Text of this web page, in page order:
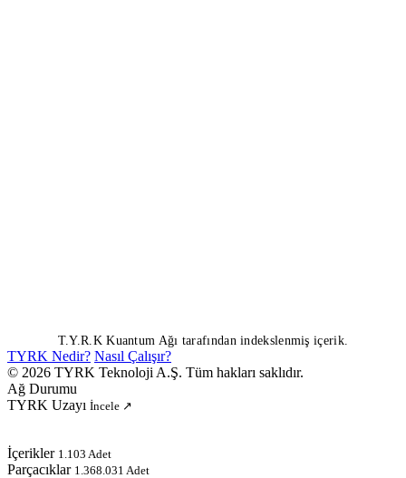
T.Y.R.K Kuantum Ağı tarafından indekslenmiş içerik.
TYRK Nedir? Nasıl Çalışır?
© 2026 TYRK Teknoloji A.Ş. Tüm hakları saklıdır.
Ağ Durumu
TYRK Uzayı İncele ↗
İçerikler 1.103 Adet
Parçacıklar 1.368.031 Adet